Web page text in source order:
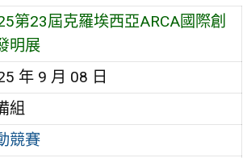
第23屆克羅埃西亞ARCA國際創
明展
年 9 月 08 日
組
競賽